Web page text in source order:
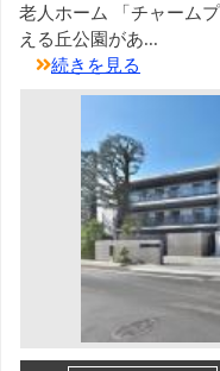
老人ホーム 「チャーム
える丘公園があ...
続きを見る